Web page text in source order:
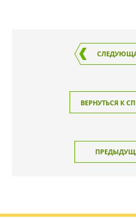
ВЕРНУТЬСЯ К